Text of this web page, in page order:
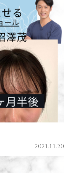
2021.11.20